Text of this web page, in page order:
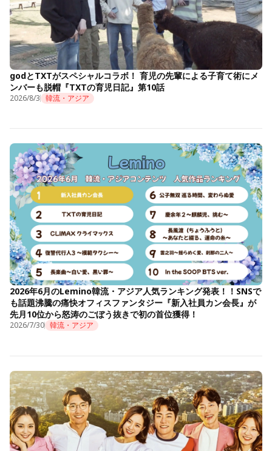
godとTXTがスペシャルコラボ！ 育児の先輩による子育て術にメ
ンバーも脱帽『TXTの育児日記』第10話
2026/8/3 韓流・アジア
2026年6月のLemino韓流・アジア人気ランキング発表！！SNSで
も話題沸騰の痛快オフィスファンタジー『新入社員カン会長』が
先月10位から怒涛のごぼう抜きで初の首位獲得！
2026/7/30 韓流・アジア